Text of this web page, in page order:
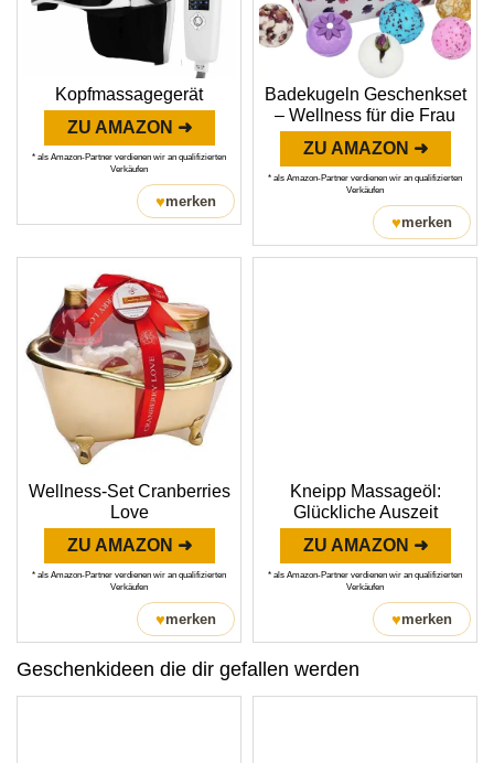
Kopfmassagegerät
ZU AMAZON ➜
* als Amazon-Partner verdienen wir an qualifizierten
Verkäufen
♥merken
Badekugeln Geschenkset
– Wellness für die Frau
ZU AMAZON ➜
* als Amazon-Partner verdienen wir an qualifizierten
Verkäufen
♥merken
Wellness-Set Cranberries
Love
ZU AMAZON ➜
* als Amazon-Partner verdienen wir an qualifizierten
Verkäufen
♥merken
Kneipp Massageöl:
Glückliche Auszeit
ZU AMAZON ➜
* als Amazon-Partner verdienen wir an qualifizierten
Verkäufen
♥merken
Geschenkideen die dir gefallen werden